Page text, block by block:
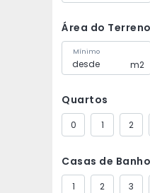
Área do Terreno
Mínimo
m2
Quartos
0 1 2
Casas de Banho
1 2 3